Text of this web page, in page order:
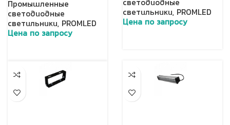
Промышленные
светодиодные
светильники, PROMLED
Цена по запросу
светодиодные
светильники, PROMLED
Цена по запросу